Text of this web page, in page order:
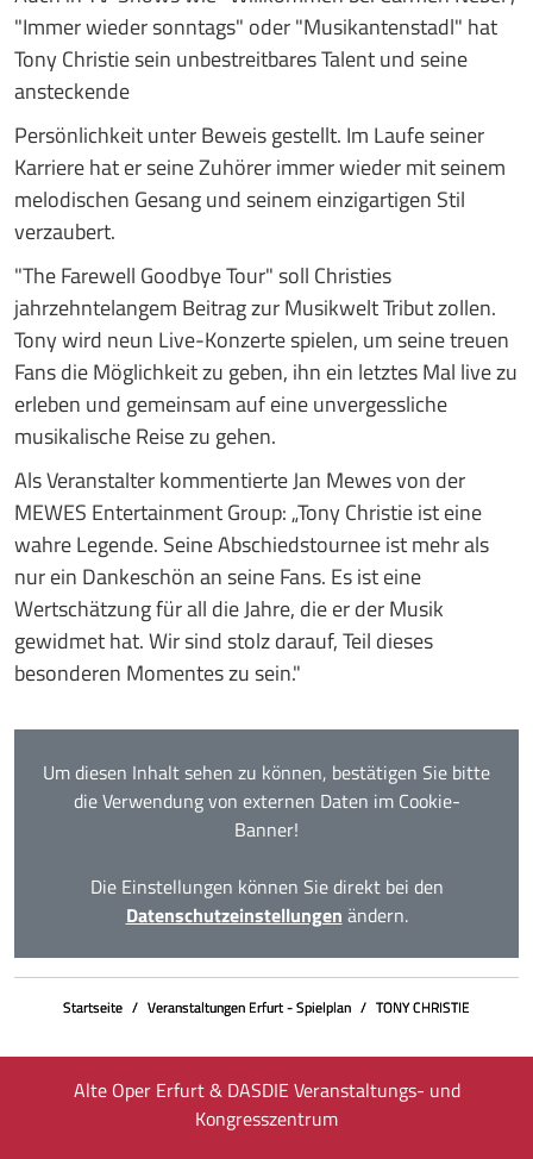
Um diesen Inhalt sehen zu können, bestätigen Sie bitte
die Verwendung von externen Daten im Cookie-
Banner!
Die Einstellungen können Sie direkt bei den
Datenschutzeinstellungen ändern.
"Immer wieder sonntags" oder "Musikantenstadl" hat
Tony Christie sein unbestreitbares Talent und seine
ansteckende
Persönlichkeit unter Beweis gestellt. Im Laufe seiner
Karriere hat er seine Zuhörer immer wieder mit seinem
melodischen Gesang und seinem einzigartigen Stil
verzaubert.
"The Farewell Goodbye Tour" soll Christies
jahrzehntelangem Beitrag zur Musikwelt Tribut zollen.
Tony wird neun Live-Konzerte spielen, um seine treuen
Fans die Möglichkeit zu geben, ihn ein letztes Mal live zu
erleben und gemeinsam auf eine unvergessliche
musikalische Reise zu gehen.
Als Veranstalter kommentierte Jan Mewes von der
MEWES Entertainment Group: „Tony Christie ist eine
wahre Legende. Seine Abschiedstournee ist mehr als
nur ein Dankeschön an seine Fans. Es ist eine
Wertschätzung für all die Jahre, die er der Musik
gewidmet hat. Wir sind stolz darauf, Teil dieses
besonderen Momentes zu sein."
Startseite Veranstaltungen Erfurt - Spielplan TONY CHRISTIE
Alte Oper Erfurt & DASDIE Veranstaltungs- und
Kongresszentrum